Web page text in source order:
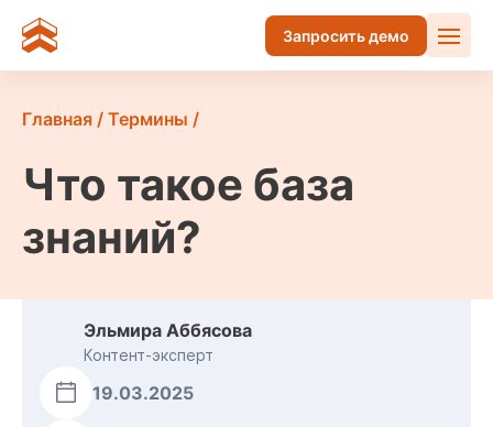
Запросить демо
Главная / Термины /
Что такое база
знаний?
Эльмира Аббясова
Контент-эксперт
19.03.2025